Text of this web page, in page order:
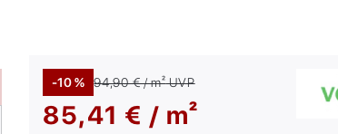
-10 % 94,90 € / m²UVP
85,41 € / m²